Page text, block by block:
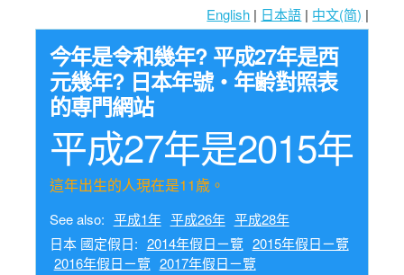
English | 日本語 | 中文(简) |
今年是令和幾年? 平成27年是西
元幾年? 日本年號・年齢對照表
的専門網站
平成27年是2015年
這年出生的人現在是11歳。
See also: 平成1年 平成26年 平成28年
日本 國定假日: 2014年假日ㄧ覽 2015年假日ㄧ覽
2016年假日ㄧ覽 2017年假日ㄧ覽